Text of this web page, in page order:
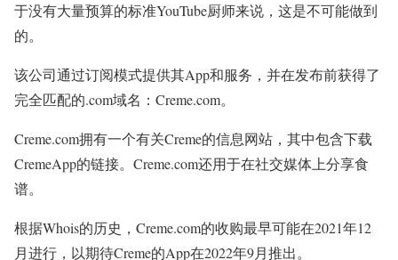
于没有大量预算的标准YouTube厨师来说，这是不可能做到
的。
该公司通过订阅模式提供其App和服务，并在发布前获得了
完全匹配的.com域名：Creme.com。
Creme.com拥有一个有关Creme的信息网站，其中包含下载
CremeApp的链接。Creme.com还用于在社交媒体上分享食
谱。
根据Whois的历史，Creme.com的收购最早可能在2021年12
月进行，以期待Creme的App在2022年9月推出。